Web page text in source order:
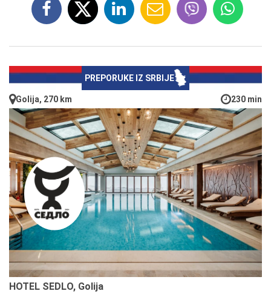
PREPORUKE IZ SRBIJE
Golija, 270 km 230 min
HOTEL SEDLO, Golija